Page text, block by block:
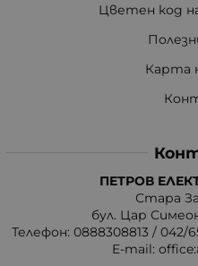
Цветен код
Карта
ПЕТРОВ
Стара
бул. Цар
Телефон: 0888308813 / 042/
E-mail: